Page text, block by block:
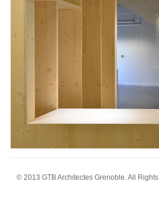
© 2013 GTB Architectes Grenoble. All